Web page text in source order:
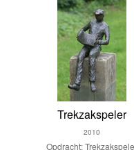
Trekzakspeler
2010
Opdracht: